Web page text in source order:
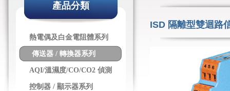
產品分類
熱電偶及白金電阻體系列
傳送器 / 轉換器系列
AQI/溫濕度/CO/CO2 偵測
控制器 / 顯示器系列
ISD 隔離型雙迴路